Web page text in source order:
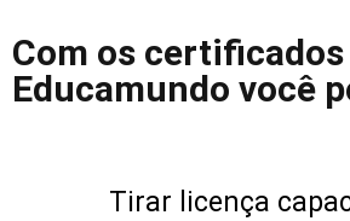
Com os certificados
Educamundo você
Tirar licença